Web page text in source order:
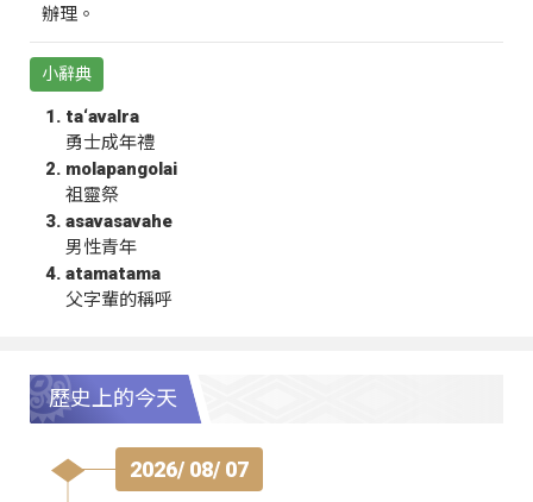
辦理。
小辭典
ta‘avalra
勇士成年禮
molapangolai
祖靈祭
asavasavahe
男性青年
atamatama
父字輩的稱呼
歷史上的今天
2026/ 08/ 07